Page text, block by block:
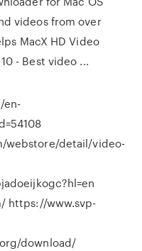
videos from over
MacX HD Video
- Best video ...
en-
webstore/detail/video-
https://www.svp-
download/